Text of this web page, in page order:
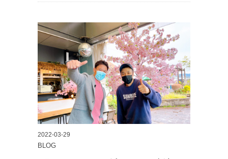
2022-03-29
BLOG